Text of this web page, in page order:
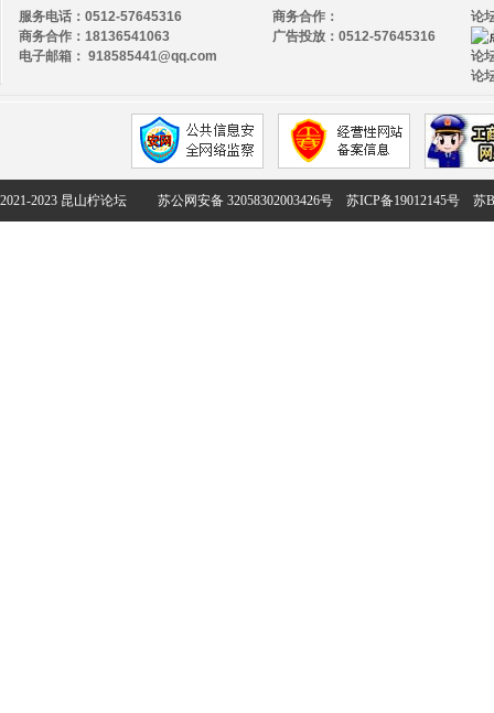
服务电话：0512-57645316
商务合作：18136541063
电子邮箱： 918585441@qq.com
论
论
论
商务合作：
广告投放：0512-57645316
2021-2023 昆山柠论坛 苏公网安备 32058302003426号 苏ICP备19012145号 苏